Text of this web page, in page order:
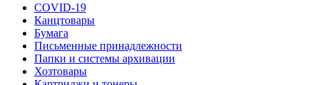
COVID-19
Канцтовары
Бумага
Письменные принадлежности
Папки и системы архивации
Хозтовары